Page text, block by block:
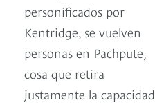
personificados por
Kentridge, se vuelven
personas en Pachpute,
cosa que retira
justamente la capacidad